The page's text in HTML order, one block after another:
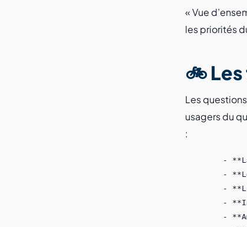
« Vue
les priorités
🚲
Les
usagers du
: